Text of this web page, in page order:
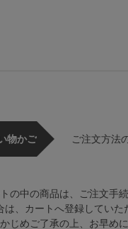
物かご ご注文方法
の中の商品は、ご注文手
、カートへ登録してい
じめご了承の上、お早め